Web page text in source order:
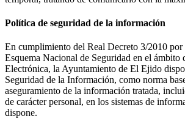
Política de seguridad de la información
En cumplimiento del Real Decreto 3/2010 por
Esquema Nacional de Seguridad en el ámbito
Electrónica, la Ayuntamiento de El Ejido
Seguridad de la Información, como norma
aseguramiento de la información tratada,
de carácter personal, en los sistemas de
dispone.